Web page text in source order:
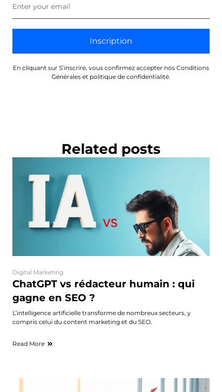
Inscription
En cliquant sur S’inscrire, vous confirmez accepter nos Conditions
Générales et politique de confidentialité.
Related posts
Digital Marketing
ChatGPT vs rédacteur humain : qui
gagne en SEO ?
L’intelligence artificielle transforme de nombreux secteurs, y
compris celui du content marketing et du SEO.
Read More